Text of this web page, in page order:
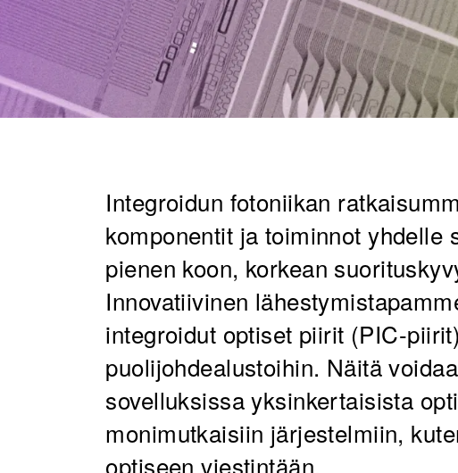
Integroidun fotoniikan
komponentit ja toiminnot yhdelle
pienen koon, korkean
Innovatiivinen
integroidut optiset piirit (PIC-
puolijohdealustoihin. Näitä
sovelluksissa yksinkertaisista
monimutkaisiin järjestelmiin,
optiseen viestintään.